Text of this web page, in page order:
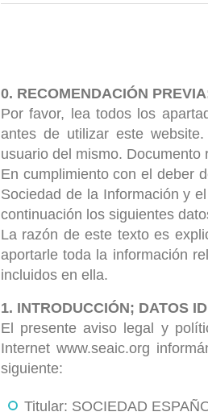
0. RECOMENDACIÓN
Por favor, lea todos los
antes de utilizar este
usuario del mismo. Documento
En cumplimiento con el deber
Sociedad de la Información y
continuación los siguientes
La razón de este texto es
aportarle toda la información
incluidos en ella.
1. INTRODUCCIÓN; DATOS
El presente aviso legal y
Internet www.seaic.org
siguiente:
Titular: SOCIEDAD